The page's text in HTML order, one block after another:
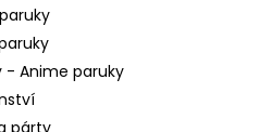
- Anime paruky